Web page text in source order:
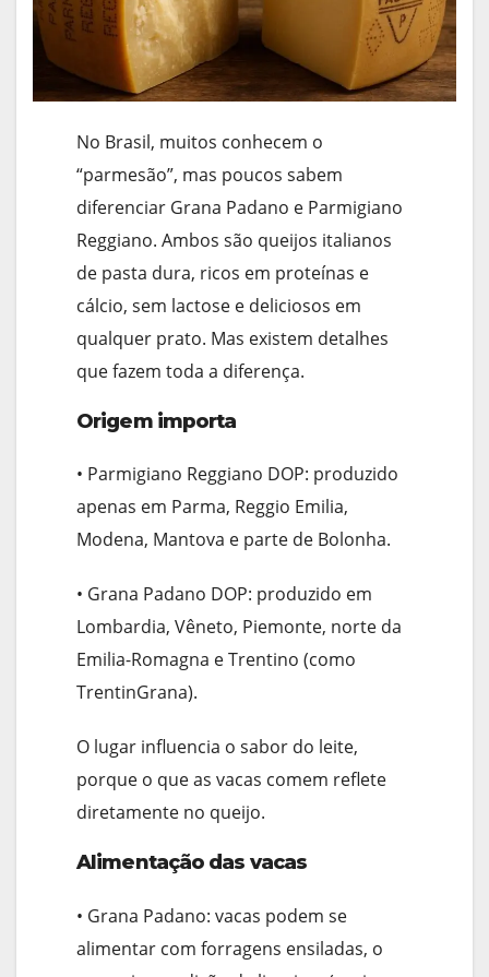
No Brasil, muitos conhecem o
“parmesão”, mas poucos sabem
diferenciar Grana Padano e Parmigiano
Reggiano. Ambos são queijos italianos
de pasta dura, ricos em proteínas e
cálcio, sem lactose e deliciosos em
qualquer prato. Mas existem detalhes
que fazem toda a diferença.
Origem importa
• Parmigiano Reggiano DOP: produzido
apenas em Parma, Reggio Emilia,
Modena, Mantova e parte de Bolonha.
• Grana Padano DOP: produzido em
Lombardia, Vêneto, Piemonte, norte da
Emilia-Romagna e Trentino (como
TrentinGrana).
O lugar influencia o sabor do leite,
porque o que as vacas comem reflete
diretamente no queijo.
Alimentação das vacas
• Grana Padano: vacas podem se
alimentar com forragens ensiladas, o